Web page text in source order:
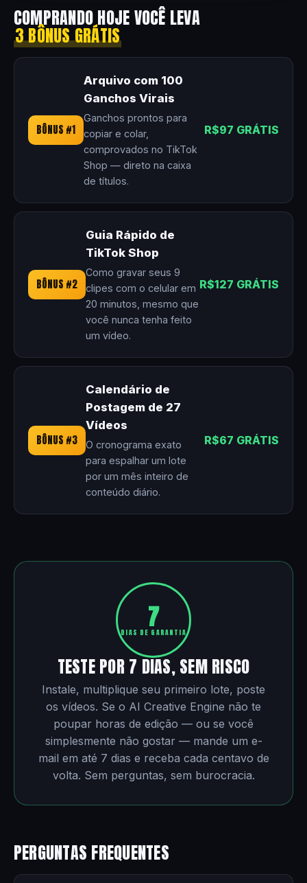
COMPRANDO HOJE VOCÊ LEVA
3 BÔNUS GRÁTIS
BÔNUS #1
Arquivo com 100
Ganchos Virais
Ganchos prontos para
copiar e colar,
comprovados no TikTok
Shop — direto na caixa
de títulos.
R$97 GRÁTIS
BÔNUS #2
Guia Rápido de
TikTok Shop
Como gravar seus 9
clipes com o celular em
20 minutos, mesmo que
você nunca tenha feito
um vídeo.
R$127 GRÁTIS
BÔNUS #3
Calendário de
Postagem de 27
Vídeos
O cronograma exato
para espalhar um lote
por um mês inteiro de
conteúdo diário.
R$67 GRÁTIS
7
DIAS DE GARANTIA
TESTE POR 7 DIAS, SEM RISCO
Instale, multiplique seu primeiro lote, poste
os vídeos. Se o AI Creative Engine não te
poupar horas de edição — ou se você
simplesmente não gostar — mande um e-
mail em até 7 dias e receba cada centavo de
volta. Sem perguntas, sem burocracia.
PERGUNTAS FREQUENTES